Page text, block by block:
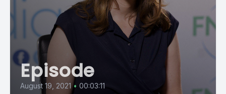
Episode
August 19, 2021 • 00:03:11